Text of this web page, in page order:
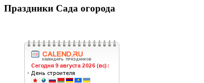
Праздники Сада огорода